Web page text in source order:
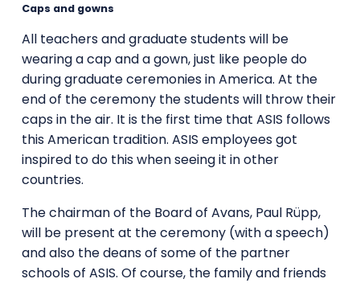
Caps and gowns
All teachers and graduate students will be
wearing a cap and a gown, just like people do
during graduate ceremonies in America. At the
end of the ceremony the students will throw their
caps in the air. It is the first time that ASIS follows
this American tradition. ASIS employees got
inspired to do this when seeing it in other
countries.
The chairman of the Board of Avans, Paul Rüpp,
will be present at the ceremony (with a speech)
and also the deans of some of the partner
schools of ASIS. Of course, the family and friends